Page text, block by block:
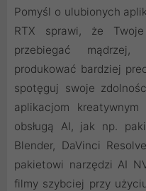
Pomyśl o ulubionych
RTX sprawi, że
przebiegać mądrzej,
produkować bardziej
spotęguj swoje
aplikacjom
obsługą AI, jak np.
Blender, DaVinci
pakietowi narzędzi AI
filmy szybciej przy